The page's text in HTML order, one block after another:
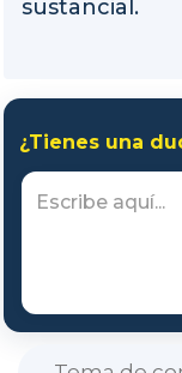
sustancial.
¿Tienes una